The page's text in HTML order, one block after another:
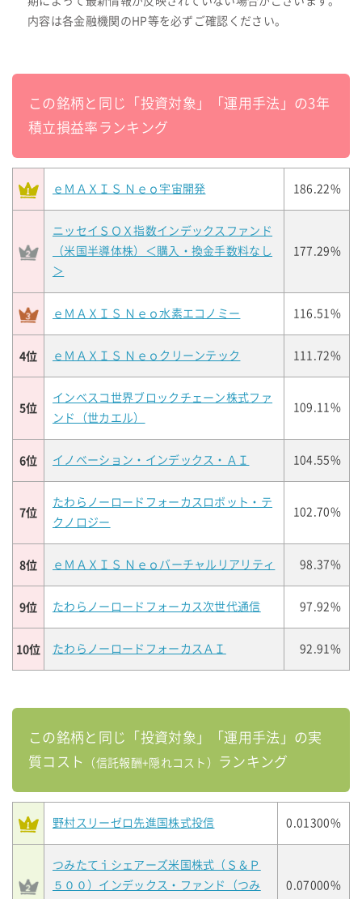
内容は各金融機関のHP等を必ずご確認ください。
この銘柄と同じ「投資対象」「運用手法」の3年
積立損益率ランキング
ｅＭＡＸＩＳ Ｎｅｏ宇宙開発 186.22%
ニッセイＳＯＸ指数インデックスファンド
（米国半導体株）＜購入・換金手数料なし
＞
177.29%
ｅＭＡＸＩＳ Ｎｅｏ水素エコノミー 116.51%
4位 ｅＭＡＸＩＳ Ｎｅｏクリーンテック 111.72%
5位
インベスコ世界ブロックチェーン株式ファ
ンド（世カエル）
109.11%
6位 イノベーション・インデックス・ＡＩ 104.55%
7位
たわらノーロードフォーカスロボット・テ
クノロジー
102.70%
8位 ｅＭＡＸＩＳ Ｎｅｏバーチャルリアリティ 98.37%
9位 たわらノーロードフォーカス次世代通信 97.92%
10位 たわらノーロードフォーカスＡＩ 92.91%
この銘柄と同じ「投資対象」「運用手法」の実
質コスト
（信託報酬+隠れコスト） ランキング
野村スリーゼロ先進国株式投信 0.01300%
つみたてｉシェアーズ米国株式（Ｓ＆Ｐ
５００）インデックス・ファンド（つみ
0.07000%